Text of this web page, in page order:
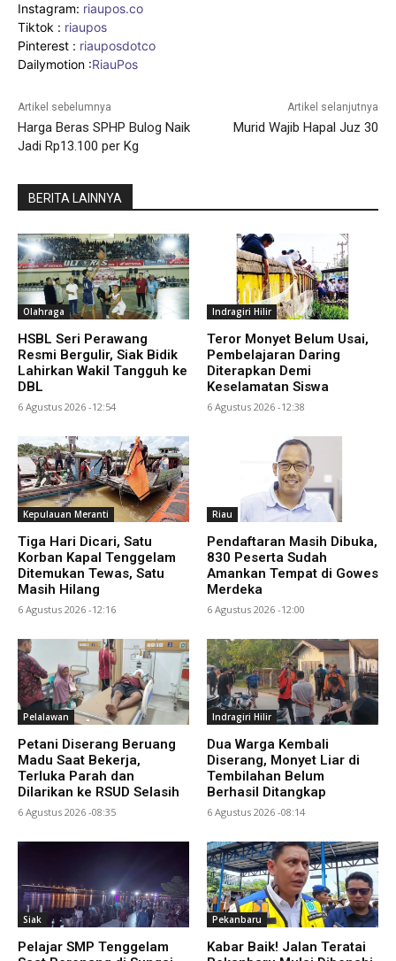
Instagram: riaupos.co
Tiktok : riaupos
Pinterest : riauposdotco
Dailymotion :RiauPos
Artikel sebelumnya
Harga Beras SPHP Bulog Naik
Jadi Rp13.100 per Kg
Artikel selanjutnya
Murid Wajib Hapal Juz 30
BERITA LAINNYA
Olahraga
HSBL Seri Perawang
Resmi Bergulir, Siak Bidik
Lahirkan Wakil Tangguh ke
DBL
6 Agustus 2026 -12:54
Indragiri Hilir
Teror Monyet Belum Usai,
Pembelajaran Daring
Diterapkan Demi
Keselamatan Siswa
6 Agustus 2026 -12:38
Kepulauan Meranti
Tiga Hari Dicari, Satu
Korban Kapal Tenggelam
Ditemukan Tewas, Satu
Masih Hilang
6 Agustus 2026 -12:16
Riau
Pendaftaran Masih Dibuka,
830 Peserta Sudah
Amankan Tempat di Gowes
Merdeka
6 Agustus 2026 -12:00
Pelalawan
Petani Diserang Beruang
Madu Saat Bekerja,
Terluka Parah dan
Dilarikan ke RSUD Selasih
6 Agustus 2026 -08:35
Indragiri Hilir
Dua Warga Kembali
Diserang, Monyet Liar di
Tembilahan Belum
Berhasil Ditangkap
6 Agustus 2026 -08:14
Siak
Pelajar SMP Tenggelam
Pekanbaru
Kabar Baik! Jalan Teratai